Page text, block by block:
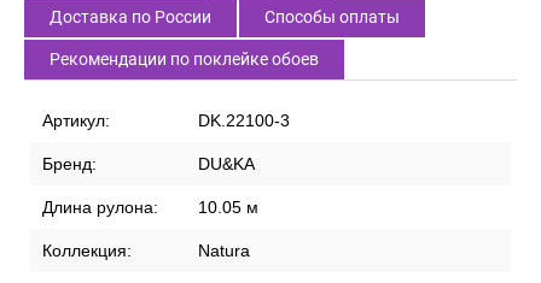
Доставка по России Способы оплаты
Рекомендации по поклейке обоев
Артикул: DK.22100-3
Бренд: DU&KA
Длина рулона: 10.05 м
Коллекция: Natura